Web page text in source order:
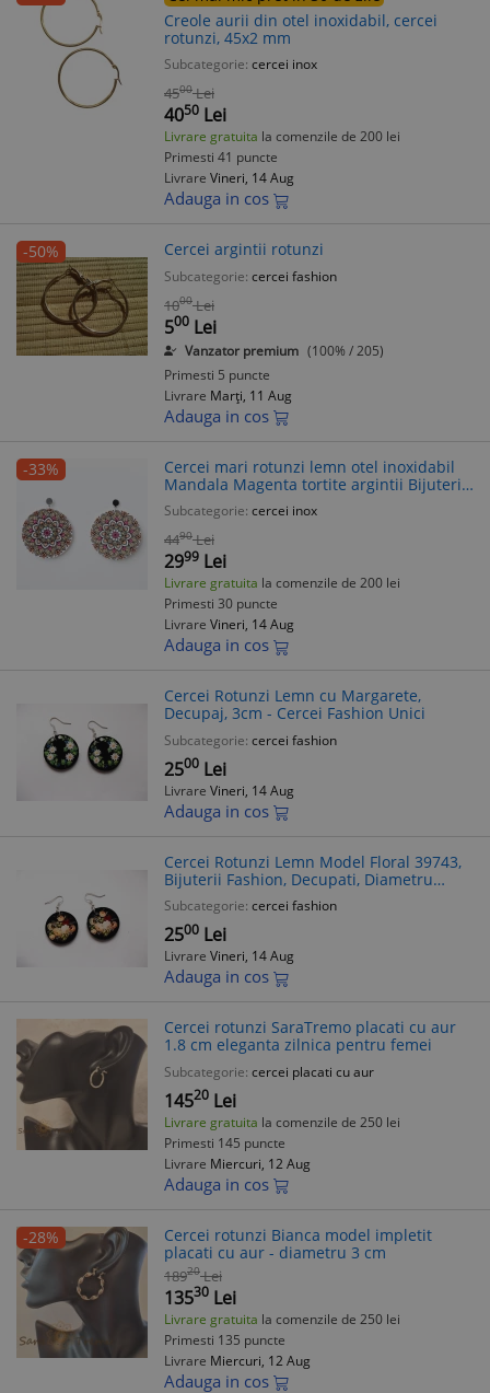
Creole aurii din otel inoxidabil, cercei
rotunzi, 45x2 mm
Subcategorie: cercei inox
4500 Lei
4050 Lei
Livrare gratuita la comenzile de 200 lei
Primesti 41 puncte
Livrare Vineri, 14 Aug
Adauga in cos
-50% Cercei argintii rotunzi
Subcategorie: cercei fashion
1000 Lei
500 Lei
Vanzator premium (100% / 205)
Primesti 5 puncte
Livrare Marți, 11 Aug
Adauga in cos
-33%
Cercei mari rotunzi lemn otel inoxidabil
Mandala Magenta tortite argintii Bijuterii
Femei
Subcategorie: cercei inox
4490 Lei
2999 Lei
Livrare gratuita la comenzile de 200 lei
Primesti 30 puncte
Livrare Vineri, 14 Aug
Adauga in cos
Cercei Rotunzi Lemn cu Margarete,
Decupaj, 3cm - Cercei Fashion Unici
Subcategorie: cercei fashion
2500 Lei
Livrare Vineri, 14 Aug
Adauga in cos
Cercei Rotunzi Lemn Model Floral 39743,
Bijuterii Fashion, Decupati, Diametru
30cm
Subcategorie: cercei fashion
2500 Lei
Livrare Vineri, 14 Aug
Adauga in cos
Cercei rotunzi SaraTremo placati cu aur
1.8 cm eleganta zilnica pentru femei
Subcategorie: cercei placati cu aur
14520 Lei
Livrare gratuita la comenzile de 250 lei
Primesti 145 puncte
Livrare Miercuri, 12 Aug
Adauga in cos
-28%
Cercei rotunzi Bianca model impletit
placati cu aur - diametru 3 cm
18920 Lei
13530 Lei
Livrare gratuita la comenzile de 250 lei
Primesti 135 puncte
Livrare Miercuri, 12 Aug
Adauga in cos